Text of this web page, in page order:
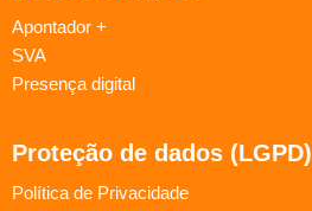
Apontador +
SVA
Presença digital
Proteção de dados (LGPD)
Política de Privacidade